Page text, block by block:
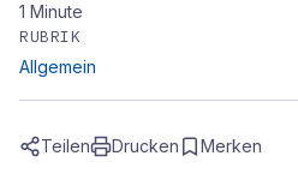
1 Minute
RUBRIK
Allgemein
Teilen Drucken Merken